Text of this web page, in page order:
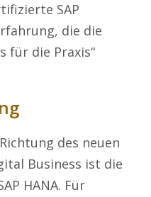
SAP
die die
für die Praxis“
des neuen
Business ist die
HANA. Für